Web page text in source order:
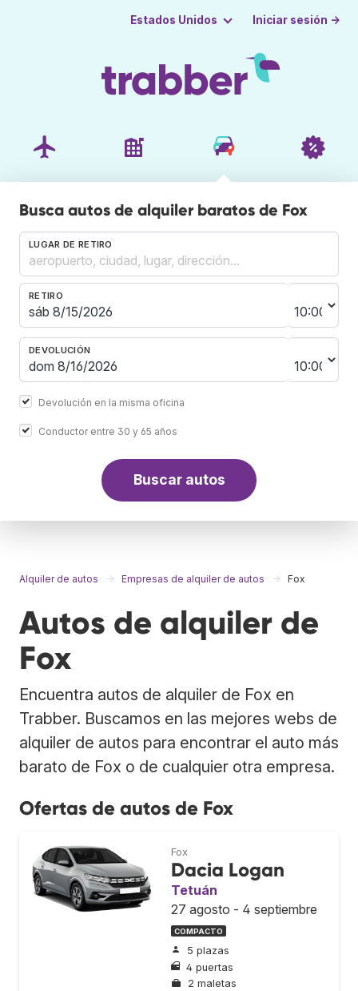
Estados Unidos Iniciar sesión →
Busca autos de alquiler baratos de Fox
LUGAR DE RETIRO
RETIRO
DEVOLUCIÓN
Devolución en la misma oficina
Conductor entre 30 y 65 años
Buscar autos
Alquiler de autos Empresas de alquiler de autos Fox
Autos de alquiler de
Fox
Encuentra autos de alquiler de Fox en
Trabber. Buscamos en las mejores webs de
alquiler de autos para encontrar el auto más
barato de Fox o de cualquier otra empresa.
Ofertas de autos de Fox
Fox
Dacia Logan
Tetuán
27 agosto - 4 septiembre
COMPACTO
5 plazas
4 puertas
2 maletas